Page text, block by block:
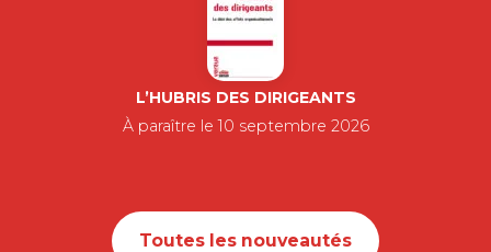
L’HUBRIS DES DIRIGEANTS
À paraître le 10 septembre 2026
Toutes les nouveautés